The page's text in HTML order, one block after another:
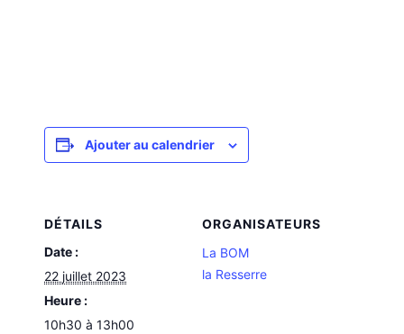
Ajouter au calendrier
DÉTAILS
Date :
22 juillet 2023
Heure :
10h30 à 13h00
ORGANISATEURS
La BOM
la Resserre